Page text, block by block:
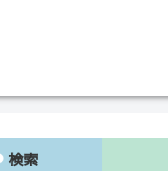
検索